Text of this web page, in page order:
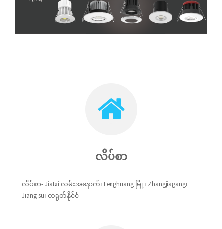
လိပ်စာ
လိပ်စာ- Jiatai လမ်းအနောက်၊ Fenghuang မြို့၊ Zhangjiagang၊
Jiang su၊ တရုတ်နိုင်ငံ